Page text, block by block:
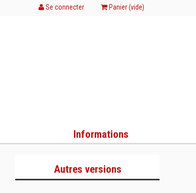
Se connecter Panier (vide)
Informations
Autres versions